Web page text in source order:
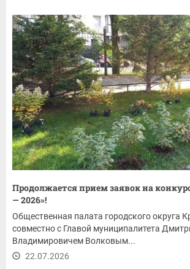
Продолжается прием заявок на
— 2026»!
Общественная палата городского округа
совместно с Главой муниципалитета
Владимировичем Волковым...
22.07.2026